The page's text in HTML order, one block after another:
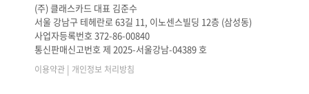
(주) 클래스카드 대표 김준수
서울 강남구 테헤란로 63길 11, 이노센스빌딩 12층 (삼성동)
사업자등록번호 372-86-00840
통신판매신고번호 제 2025-서울강남-04389 호
이용약관 | 개인정보 처리방침